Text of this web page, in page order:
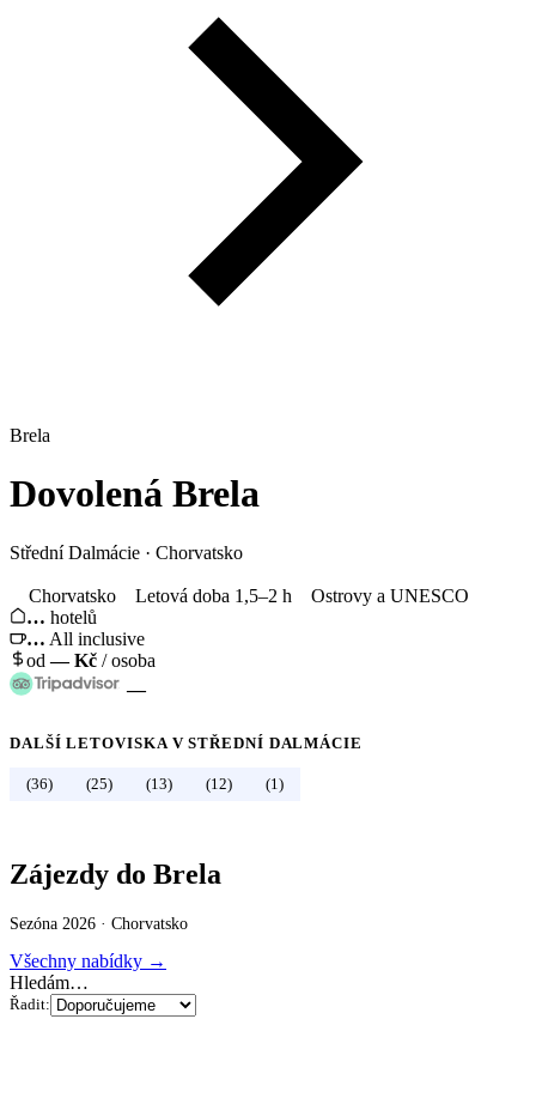
Brela
Dovolená Brela
Střední Dalmácie · Chorvatsko
Chorvatsko Letová doba 1,5–2 h
Ostrovy a UNESCO
… hotelů
… All inclusive
od—Kč / osoba
—
DALŠÍ LETOVISKA VSTŘEDNÍ DALMÁCIE
(36) (25) (13) (12) (1)
Zájezdy do Brela
Sezóna 2026 · Chorvatsko
Všechny nabídky →
Hledám…
Řadit: